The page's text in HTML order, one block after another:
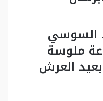
السوسي
ملوسة
العرش